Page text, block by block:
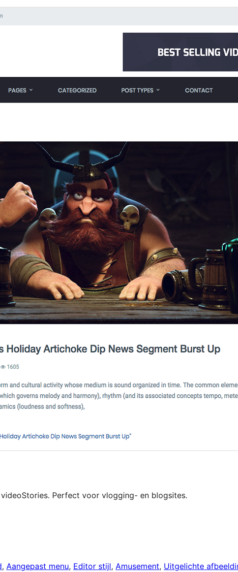
Perfect voor vlogging- en blogsites.
, Aangepast menu, Editor stijl, Amusement, Uitgelichte